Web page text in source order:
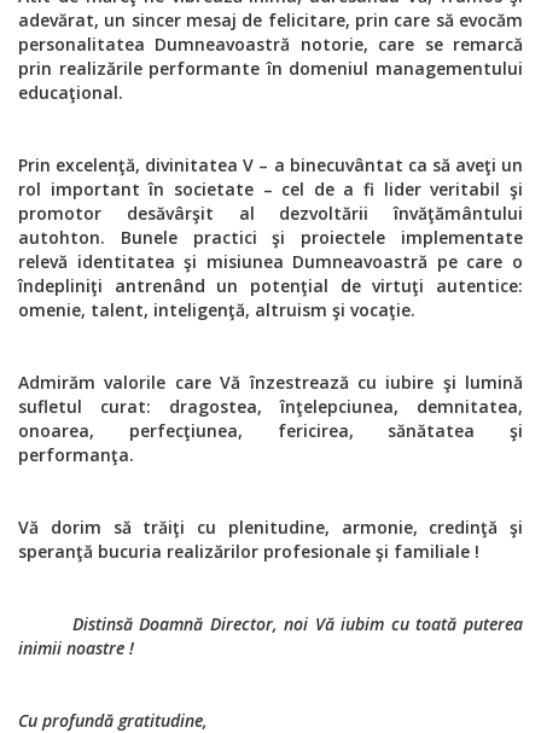
adevărat, un sincer mesaj de felicitare, prin care să evocăm
personalitatea Dumneavoastră notorie, care se remarcă
prin realizările performante în domeniul managementului
educaţional.
Prin excelenţă, divinitatea V – a binecuvântat ca să aveţi un
rol important în societate – cel de a fi lider veritabil şi
promotor desăvârşit al dezvoltării învăţământului
autohton. Bunele practici şi proiectele implementate
relevă identitatea şi misiunea Dumneavoastră pe care o
îndepliniţi antrenând un potenţial de virtuţi autentice:
omenie, talent, inteligenţă, altruism şi vocaţie.
Admirăm valorile care Vă înzestrează cu iubire şi lumină
sufletul curat: dragostea, înţelepciunea, demnitatea,
onoarea, perfecţiunea, fericirea, sănătatea şi
performanţa.
Vă dorim să trăiţi cu plenitudine, armonie, credinţă şi
speranţă bucuria realizărilor profesionale şi familiale !
Distinsă Doamnă Director, noi Vă iubim cu toată puterea
inimii noastre !
Cu profundă gratitudine,